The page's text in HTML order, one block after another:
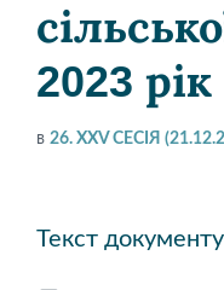
2023 рік
в 26. XXV СЕСІЯ
Текст документу